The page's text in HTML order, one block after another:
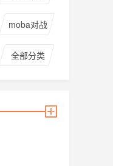
moba对战
全部分类